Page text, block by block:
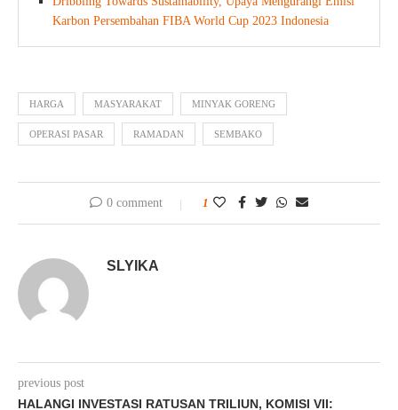
Karbon Persembahan FIBA World Cup 2023 Indonesia
HARGA MASYARAKAT MINYAK GORENG
OPERASI PASAR RAMADAN SEMBAKO
0 comment 1
SLYIKA
previous post
HALANGI INVESTASI RATUSAN TRILIUN, KOMISI VII: